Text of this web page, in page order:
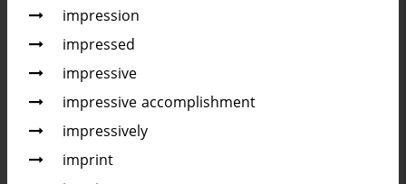
impression
impressed
impressive
impressive accomplishment
impressively
imprint